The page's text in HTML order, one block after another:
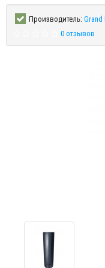
Производитель:Grand
0 отзывов